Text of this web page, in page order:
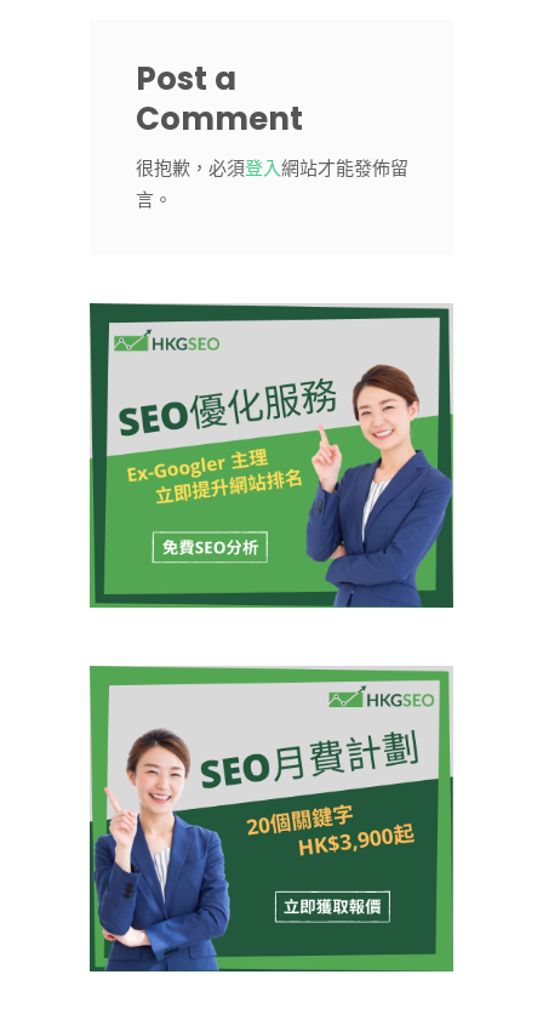
Post a
Comment
很抱歉，必須登入網站才能發佈留
言。